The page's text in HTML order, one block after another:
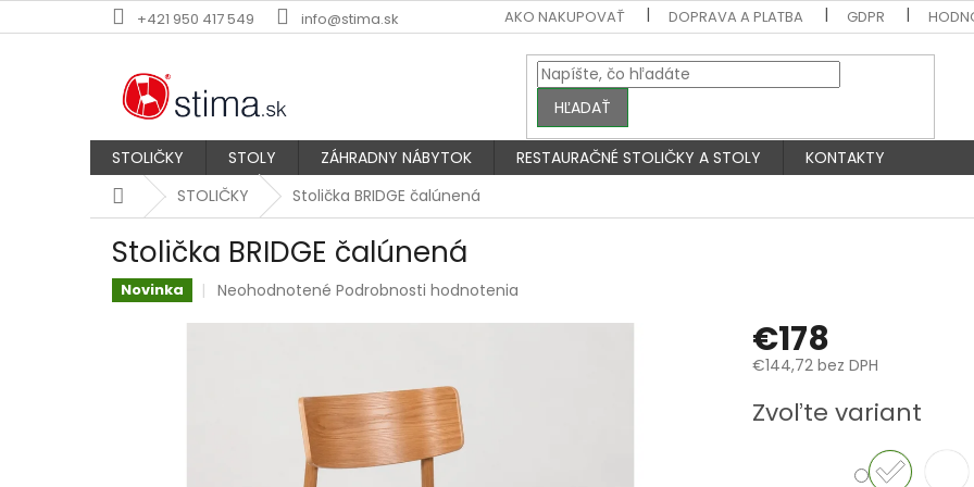
na
+421 950 417 549 info@stima.sk AKO NAKUPOVAŤ DOPRAVA A PLATBA GDPR
HĽADAŤ
STOLIČKY STOLY ZÁHRADNY NÁBYTOK RESTAURAČNÉ STOLIČKY A STOLY
KONTAKTY
DomovSTOLIČKY Stolička BRIDGE čalúnená
Stolička BRIDGE čalúnená
Novinka
Priemerné
produktu
hviezdičiek.
Neohodnotené Podrobnosti hodnotenia
€178
€144,72 bez DPH
cena:
Zvoľte variant